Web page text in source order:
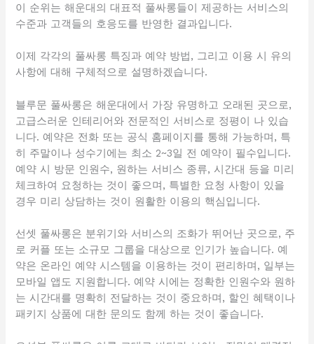
이 순위는 해운대의 대표적 풀싸롱들이 제공하는 서비스의
수준과 고객들의 호응도를 반영한 결과입니다.
이제 각각의 풀싸롱 특징과 예약 방법, 그리고 이용 시 유의
사항에 대해 구체적으로 설명하겠습니다.
블루문 풀싸롱은 해운대에서 가장 유명하고 오래된 곳으로,
고급스러운 인테리어와 전문적인 서비스로 정평이 나 있습
니다. 예약은 전화 또는 공식 홈페이지를 통해 가능하며, 특
히 주말이나 성수기에는 최소 2~3일 전 예약이 필수입니다.
예약 시 방문 인원수, 원하는 서비스 종류, 시간대 등을 미리
체크하여 요청하는 것이 좋으며, 특별한 요청 사항이 있을
경우 미리 상담하는 것이 원활한 이용의 핵심입니다.
선셋 풀싸롱은 분위기와 서비스의 조화가 뛰어난 곳으로, 주
로 커플 또는 소규모 그룹을 대상으로 인기가 높습니다. 예
약은 온라인 예약 시스템을 이용하는 것이 편리하며, 일부는
모바일 앱도 지원합니다. 예약 시에는 정확한 인원수와 원하
는 시간대를 명확히 전달하는 것이 중요하며, 할인 혜택이나
패키지 상품에 대한 문의도 함께 하는 것이 좋습니다.